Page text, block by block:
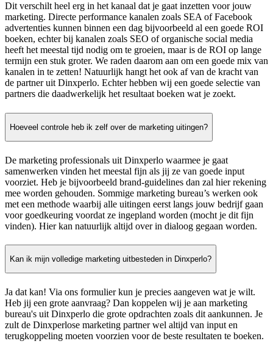
Dit verschilt heel erg in het kanaal dat je gaat inzetten voor jouw
marketing. Directe performance kanalen zoals SEA of Facebook
advertenties kunnen binnen een dag bijvoorbeeld al een goede ROI
boeken, echter bij kanalen zoals SEO of organische social media
heeft het meestal tijd nodig om te groeien, maar is de ROI op lange
termijn een stuk groter. We raden daarom aan om een goede mix van
kanalen in te zetten! Natuurlijk hangt het ook af van de kracht van
de partner uit Dinxperlo. Echter hebben wij een goede selectie van
partners die daadwerkelijk het resultaat boeken wat je zoekt.
Hoeveel controle heb ik zelf over de marketing uitingen?
De marketing professionals uit Dinxperlo waarmee je gaat
samenwerken vinden het meestal fijn als jij ze van goede input
voorziet. Heb je bijvoorbeeld brand-guidelines dan zal hier rekening
mee worden gehouden. Sommige marketing bureau’s werken ook
met een methode waarbij alle uitingen eerst langs jouw bedrijf gaan
voor goedkeuring voordat ze ingepland worden (mocht je dit fijn
vinden). Hier kan natuurlijk altijd over in dialoog gegaan worden.
Kan ik mijn volledige marketing uitbesteden in Dinxperlo?
Ja dat kan! Via ons formulier kun je precies aangeven wat je wilt.
Heb jij een grote aanvraag? Dan koppelen wij je aan marketing
bureau's uit Dinxperlo die grote opdrachten zoals dit aankunnen. Je
zult de Dinxperlose marketing partner wel altijd van input en
terugkoppeling moeten voorzien voor de beste resultaten te boeken.